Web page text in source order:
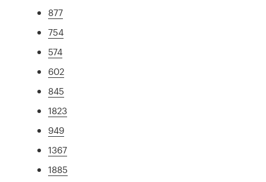
877
754
574
602
845
1823
949
1367
1885